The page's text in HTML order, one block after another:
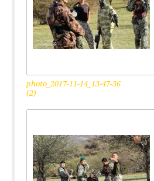
photo_2017-11-14_13-47-36
(2)